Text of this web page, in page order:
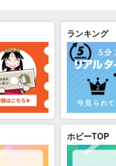
ランキング
ホビーTOP